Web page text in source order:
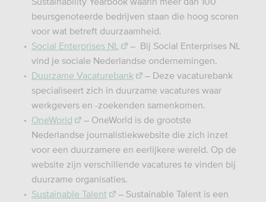
beursgenoteerde bedrijven staan die hoog scoren
voor wat betreft duurzaamheid.
Social Enterprises NL
– Bij Social Enterprises NL
vind je sociale Nederlandse ondernemingen.
Duurzame Vacaturebank
– Deze vacaturebank
specialiseert zich in duurzame vacatures waar
werkgevers en -zoekenden samenkomen.
OneWorld
– OneWorld is de grootste
Nederlandse journalistiekwebsite die zich inzet
voor een duurzamere en eerlijkere wereld. Op de
website zijn verschillende vacatures te vinden bij
duurzame organisaties.
Sustainable Talent
– Sustainable Talent is een